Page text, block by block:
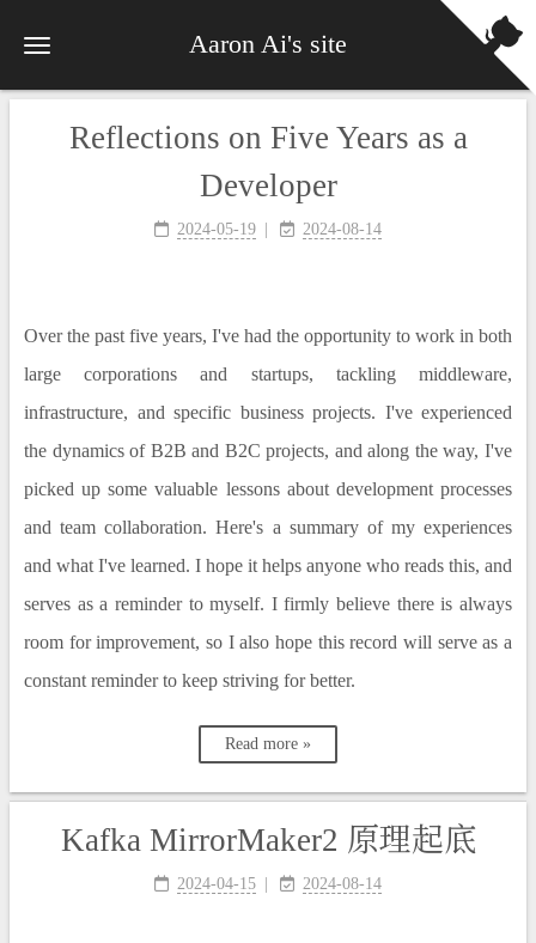
Aaron Ai's site
Reflections on Five Years as a
Developer
2024-05-19 2024-08-14
Over the past five years, I've had the opportunity to work in both
large corporations and startups, tackling middleware,
infrastructure, and specific business projects. I've experienced
the dynamics of B2B and B2C projects, and along the way, I've
picked up some valuable lessons about development processes
and team collaboration. Here's a summary of my experiences
and what I've learned. I hope it helps anyone who reads this, and
serves as a reminder to myself. I firmly believe there is always
room for improvement, so I also hope this record will serve as a
constant reminder to keep striving for better.
Read more »
Kafka MirrorMaker2 原理起底
2024-04-15 2024-08-14